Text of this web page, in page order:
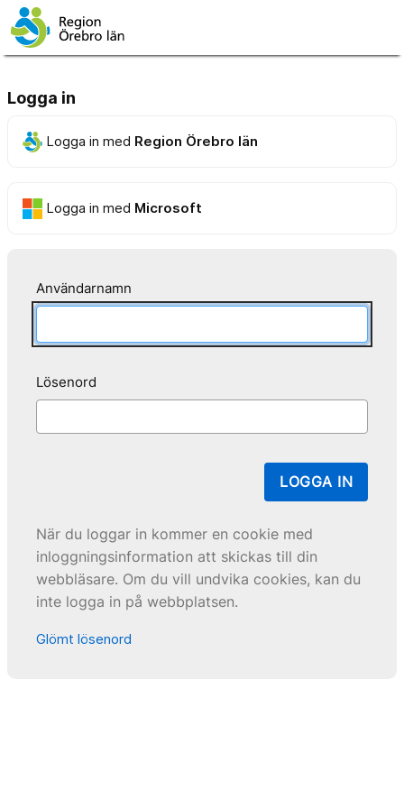
Logga in
Logga in med Region Örebro län
Logga in med Microsoft
Användarnamn
Lösenord
LOGGA IN
När du loggar in kommer en cookie med
inloggningsinformation att skickas till din
webbläsare. Om du vill undvika cookies, kan du
inte logga in på webbplatsen.
Glömt lösenord